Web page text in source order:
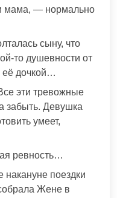
мама, — нормально
сыну, что
то душевности от
её дочкой…
эти тревожные
забыть. Девушка
умеет,
ревность…
поездки
Жене в